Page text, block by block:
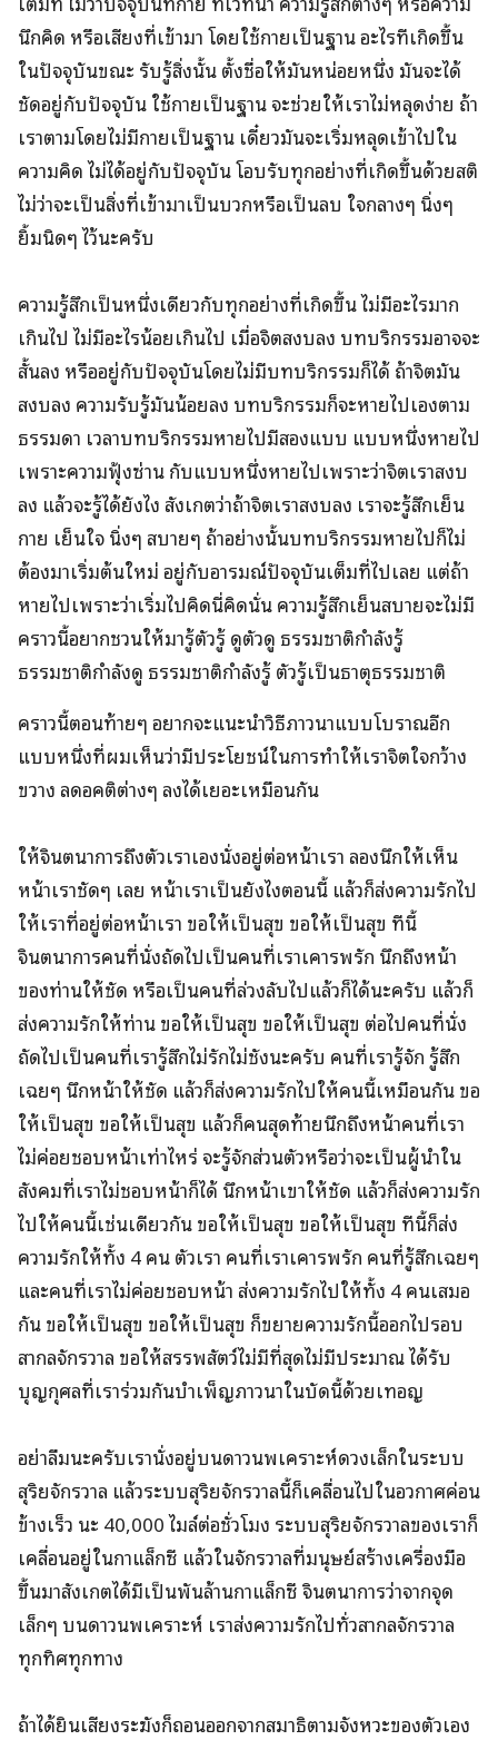
นึกคิด หรือเสียงที่เข้ามา โดยใช้กายเป็นฐาน อะไรทีเกิดขึ้น
ในปัจจุบันขณะ รับรู้สิ่งนั้น ตั้งชื่อให้มันหน่อยหนึ่ง มันจะได้
ชัดอยู่กับปัจจุบัน ใช้กายเป็นฐาน จะช่วยให้เราไม่หลุดง่าย ถ้า
เราตามโดยไม่มีกายเป็นฐาน เดี๋ยวมันจะเริ่มหลุดเข้าไปใน
ความคิด ไม่ได้อยู่กับปัจจุบัน โอบรับทุกอย่างที่เกิดขึ้นด้วยสติ
ไม่ว่าจะเป็นสิ่งที่เข้ามาเป็นบวกหรือเป็นลบ ใจกลางๆ นิ่งๆ
ยิ้มนิดๆ ไว้นะครับ
ความรู้สึกเป็นหนึ่งเดียวกับทุกอย่างที่เกิดขึ้น ไม่มีอะไรมาก
เกินไป ไม่มีอะไรน้อยเกินไป เมื่อจิตสงบลง บทบริกรรมอาจจะ
สั้นลง หรืออยู่กับปัจจุบันโดยไม่มีบทบริกรรมก็ได้ ถ้าจิตมัน
สงบลง ความรับรู้มันน้อยลง บทบริกรรมก็จะหายไปเองตาม
ธรรมดา เวลาบทบริกรรมหายไปมีสองแบบ แบบหนึ่งหายไป
เพราะความฟุ้งซ่าน กับแบบหนึ่งหายไปเพราะว่าจิตเราสงบ
ลง แล้วจะรู้ได้ยังไง สังเกตว่าถ้าจิตเราสงบลง เราจะรู้สึกเย็น
กาย เย็นใจ นิ่งๆ สบายๆ ถ้าอย่างนั้นบทบริกรรมหายไปก็ไม่
ต้องมาเริ่มต้นใหม่ อยู่กับอารมณ์ปัจจุบันเต็มที่ไปเลย แต่ถ้า
หายไปเพราะว่าเริ่มไปคิดนี่คิดนั่น ความรู้สึกเย็นสบายจะไม่มี
คราวนี้อยากชวนให้มารู้ตัวรู้ ดูตัวดู ธรรมชาติกำลังรู้
ธรรมชาติกำลังดู ธรรมชาติกำลังรู้ ตัวรู้เป็นธาตุธรรมชาติ
คราวนี้ตอนท้ายๆ อยากจะแนะนำวิธีภาวนาแบบโบราณอีก
แบบหนึ่งที่ผมเห็นว่ามีประโยชน์ในการทำให้เราจิตใจกว้าง
ขวาง ลดอคติต่างๆ ลงได้เยอะเหมือนกัน
ให้จินตนาการถึงตัวเราเองนั่งอยู่ต่อหน้าเรา ลองนึกให้เห็น
หน้าเราชัดๆ เลย หน้าเราเป็นยังไงตอนนี้ แล้วก็ส่งความรักไป
ให้เราที่อยู่ต่อหน้าเรา ขอให้เป็นสุข ขอให้เป็นสุข ทีนี้
จินตนาการคนที่นั่งถัดไปเป็นคนที่เราเคารพรัก นึกถึงหน้า
ของท่านให้ชัด หรือเป็นคนที่ล่วงลับไปแล้วก็ได้นะครับ แล้วก็
ส่งความรักให้ท่าน ขอให้เป็นสุข ขอให้เป็นสุข ต่อไปคนที่นั่ง
ถัดไปเป็นคนที่เรารู้สึกไม่รักไม่ชังนะครับ คนที่เรารู้จัก รู้สึก
เฉยๆ นึกหน้าให้ชัด แล้วก็ส่งความรักไปให้คนนี้เหมือนกัน ขอ
ให้เป็นสุข ขอให้เป็นสุข แล้วก็คนสุดท้ายนึกถึงหน้าคนที่เรา
ไม่ค่อยชอบหน้าเท่าไหร่ จะรู้จักส่วนตัวหรือว่าจะเป็นผู้นำใน
สังคมที่เราไม่ชอบหน้าก็ได้ นึกหน้าเขาให้ชัด แล้วก็ส่งความรัก
ไปให้คนนี้เช่นเดียวกัน ขอให้เป็นสุข ขอให้เป็นสุข ทีนี้ก็ส่ง
ความรักให้ทั้ง 4 คน ตัวเรา คนที่เราเคารพรัก คนที่รู้สึกเฉยๆ
และคนที่เราไม่ค่อยชอบหน้า ส่งความรักไปให้ทั้ง 4 คนเสมอ
กัน ขอให้เป็นสุข ขอให้เป็นสุข ก็ขยายความรักนี้ออกไปรอบ
สากลจักรวาล ขอให้สรรพสัตว์ไม่มีที่สุดไม่มีประมาณ ได้รับ
บุญกุศลที่เราร่วมกันบำเพ็ญภาวนาในบัดนี้ด้วยเทอญ
อย่าลืมนะครับเรานั่งอยู่บนดาวนพเคราะห์ดวงเล็กในระบบ
สุริยจักรวาล แล้วระบบสุริยจักรวาลนี้ก็เคลื่อนไปในอวกาศค่อน
ข้างเร็ว นะ 40,000 ไมล์ต่อชั่วโมง ระบบสุริยจักรวาลของเราก็
เคลื่อนอยู่ในกาแล็กซี แล้วในจักรวาลที่มนุษย์สร้างเครื่องมือ
ขึ้นมาสังเกตได้มีเป็นพันล้านกาแล็กซี จินตนาการว่าจากจุด
เล็กๆ บนดาวนพเคราะห์ เราส่งความรักไปทั่วสากลจักรวาล
ทุกทิศทุกทาง
ถ้าได้ยินเสียงระฆังก็ถอนออกจากสมาธิตามจังหวะของตัวเอง